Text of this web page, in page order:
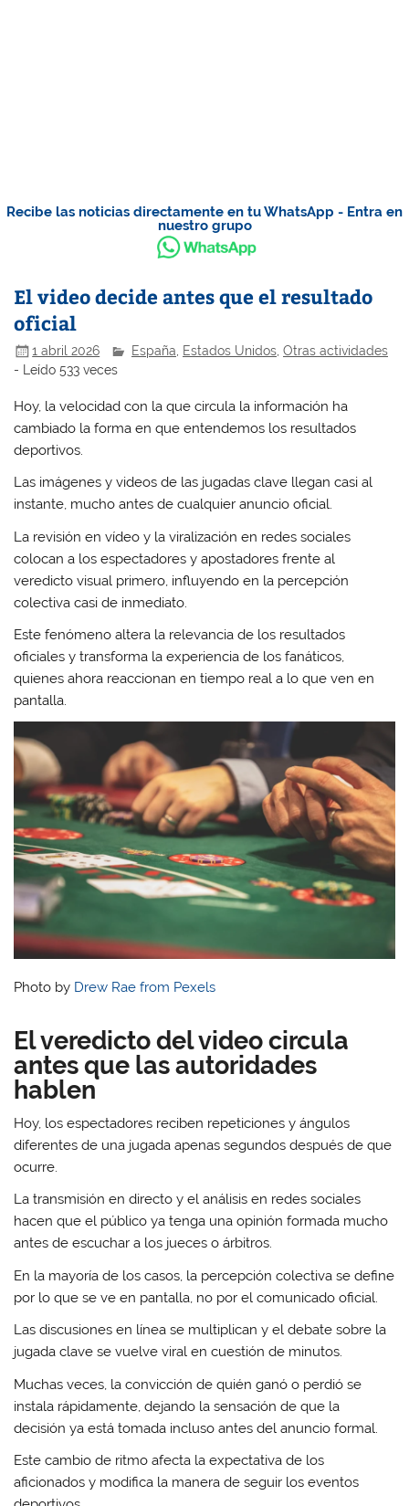
Recibe las noticias directamente en tu WhatsApp - Entra en
nuestro grupo
El video decide antes que el resultado
oficial
1 abril 2026 España Estados Unidos ,Otras actividades
- Leído 533 veces
Hoy, la velocidad con la que circula la información ha
cambiado la forma en que entendemos los resultados
deportivos.
Las imágenes y videos de las jugadas clave llegan casi al
instante, mucho antes de cualquier anuncio oficial.
La revisión en vídeo y la viralización en redes sociales
colocan a los espectadores y apostadores frente al
veredicto visual primero, influyendo en la percepción
colectiva casi de inmediato.
Este fenómeno altera la relevancia de los resultados
oficiales y transforma la experiencia de los fanáticos,
quienes ahora reaccionan en tiempo real a lo que ven en
pantalla.
Photo by Drew Rae from Pexels
El veredicto del video circula
antes que las autoridades
hablen
Hoy, los espectadores reciben repeticiones y ángulos
diferentes de una jugada apenas segundos después de que
ocurre.
La transmisión en directo y el análisis en redes sociales
hacen que el público ya tenga una opinión formada mucho
antes de escuchar a los jueces o árbitros.
En la mayoría de los casos, la percepción colectiva se define
por lo que se ve en pantalla, no por el comunicado oficial.
Las discusiones en línea se multiplican y el debate sobre la
jugada clave se vuelve viral en cuestión de minutos.
Muchas veces, la convicción de quién ganó o perdió se
instala rápidamente, dejando la sensación de que la
decisión ya está tomada incluso antes del anuncio formal.
Este cambio de ritmo afecta la expectativa de los
aficionados y modifica la manera de seguir los eventos